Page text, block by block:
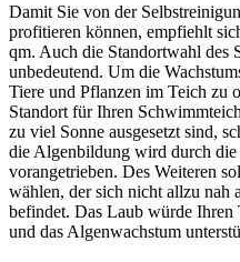
Damit Sie von der
profitieren können, empfiehlt
qm. Auch die Standortwahl des
unbedeutend. Um die
Tiere und Pflanzen im Teich zu
Standort für Ihren
zu viel Sonne ausgesetzt sind,
die Algenbildung wird durch die
vorangetrieben. Des Weiteren
wählen, der sich nicht allzu nah
befindet. Das Laub würde Ihren
und das Algenwachstum